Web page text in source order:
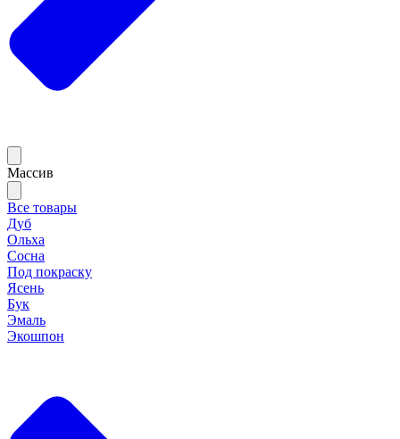
Массив
Все товары
Дуб
Ольха
Сосна
Под покраску
Ясень
Бук
Эмаль
Экошпон